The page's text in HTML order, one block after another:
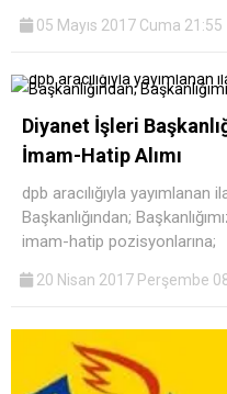
05 Mayıs 2017 Cuma 21:55
Diyanet İşleri
İmam-Hatip Alımı
dpb aracılığıyla
Başkanlığından;
imam-hatip pozisyonlarına;
20 Nisan 2017 Perşembe